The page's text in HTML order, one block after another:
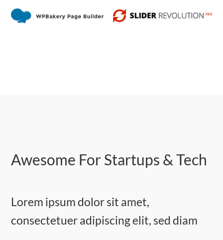
Awesome For Startups & Tech
Lorem ipsum dolor sit amet,
consectetuer adipiscing elit, sed diam